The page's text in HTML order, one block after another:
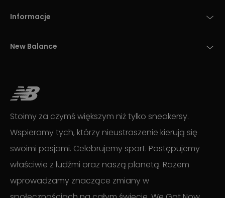
Informacje
New Balance
Stoimy za czymś większym niż tylko sneakersy.
Wspieramy tych, którzy nieustraszenie kierują się
swoimi pasjami. Celebrujemy sport. Postępujemy
właściwie z ludźmi oraz naszą planetą. Razem
wprowadzamy znaczące zmiany w